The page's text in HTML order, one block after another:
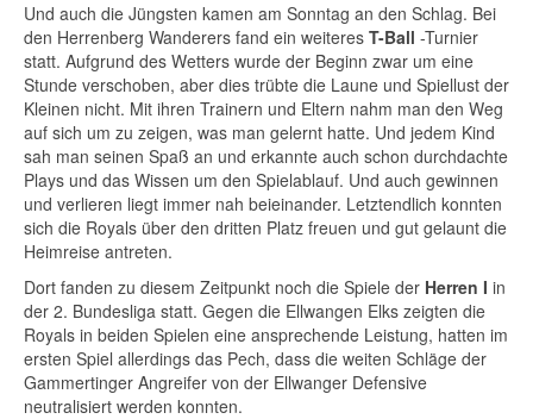
Und auch die Jüngsten kamen am Sonntag an den Schlag. Bei
den Herrenberg Wanderers fand ein weiteres T-Ball -Turnier
statt. Aufgrund des Wetters wurde der Beginn zwar um eine
Stunde verschoben, aber dies trübte die Laune und Spiellust der
Kleinen nicht. Mit ihren Trainern und Eltern nahm man den Weg
auf sich um zu zeigen, was man gelernt hatte. Und jedem Kind
sah man seinen Spaß an und erkannte auch schon durchdachte
Plays und das Wissen um den Spielablauf. Und auch gewinnen
und verlieren liegt immer nah beieinander. Letztendlich konnten
sich die Royals über den dritten Platz freuen und gut gelaunt die
Heimreise antreten.
Dort fanden zu diesem Zeitpunkt noch die Spiele der Herren I in
der 2. Bundesliga statt. Gegen die Ellwangen Elks zeigten die
Royals in beiden Spielen eine ansprechende Leistung, hatten im
ersten Spiel allerdings das Pech, dass die weiten Schläge der
Gammertinger Angreifer von der Ellwanger Defensive
neutralisiert werden konnten.